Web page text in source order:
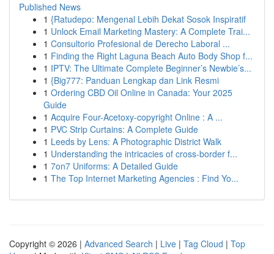
Published News
1 {Ratudepo: Mengenal Lebih Dekat Sosok Inspiratif
1 Unlock Email Marketing Mastery: A Complete Trai...
1 Consultorio Profesional de Derecho Laboral ...
1 Finding the Right Laguna Beach Auto Body Shop f...
1 IPTV: The Ultimate Complete Beginner’s Newbie’s...
1 {Big777: Panduan Lengkap dan Link Resmi
1 Ordering CBD Oil Online in Canada: Your 2025
Guide
1 Acquire Four-Acetoxy-copyright Online : A ...
1 PVC Strip Curtains: A Complete Guide
1 Leeds by Lens: A Photographic District Walk
1 Understanding the intricacies of cross-border f...
1 7on7 Uniforms: A Detailed Guide
1 The Top Internet Marketing Agencies : Find Yo...
Copyright © 2026 | Advanced Search | Live | Tag Cloud | Top